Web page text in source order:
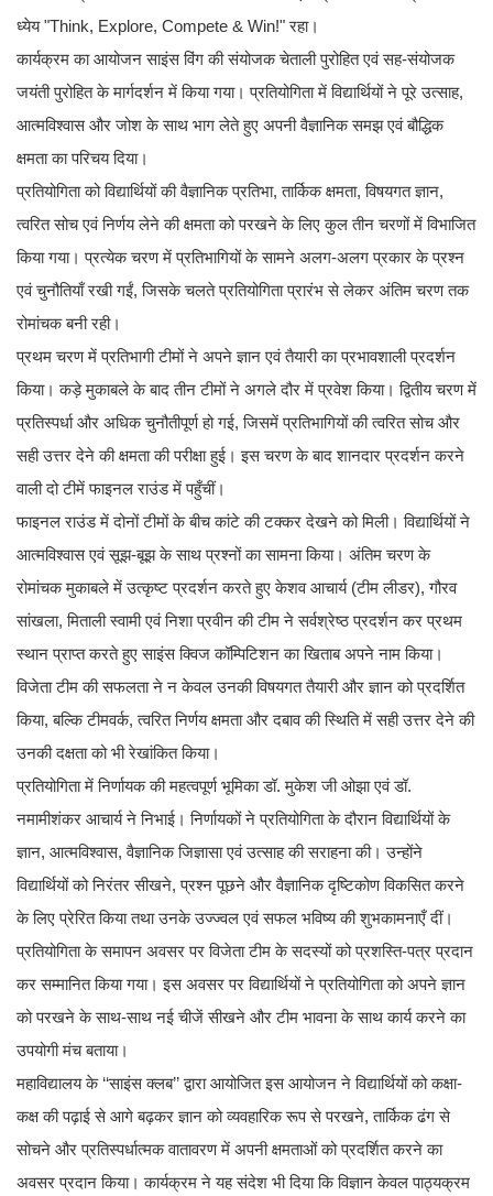
ध्येय "Think, Explore, Compete & Win!" रहा।
कार्यक्रम का आयोजन साइंस विंग की संयोजक चेताली पुरोहित एवं सह-संयोजक
जयंती पुरोहित के मार्गदर्शन में किया गया। प्रतियोगिता में विद्यार्थियों ने पूरे उत्साह,
आत्मविश्वास और जोश के साथ भाग लेते हुए अपनी वैज्ञानिक समझ एवं बौद्धिक
क्षमता का परिचय दिया।
प्रतियोगिता को विद्यार्थियों की वैज्ञानिक प्रतिभा, तार्किक क्षमता, विषयगत ज्ञान,
त्वरित सोच एवं निर्णय लेने की क्षमता को परखने के लिए कुल तीन चरणों में विभाजित
किया गया। प्रत्येक चरण में प्रतिभागियों के सामने अलग-अलग प्रकार के प्रश्न
एवं चुनौतियाँ रखी गईं, जिसके चलते प्रतियोगिता प्रारंभ से लेकर अंतिम चरण तक
रोमांचक बनी रही।
प्रथम चरण में प्रतिभागी टीमों ने अपने ज्ञान एवं तैयारी का प्रभावशाली प्रदर्शन
किया। कड़े मुकाबले के बाद तीन टीमों ने अगले दौर में प्रवेश किया। द्वितीय चरण में
प्रतिस्पर्धा और अधिक चुनौतीपूर्ण हो गई, जिसमें प्रतिभागियों की त्वरित सोच और
सही उत्तर देने की क्षमता की परीक्षा हुई। इस चरण के बाद शानदार प्रदर्शन करने
वाली दो टीमें फाइनल राउंड में पहुँचीं।
फाइनल राउंड में दोनों टीमों के बीच कांटे की टक्कर देखने को मिली। विद्यार्थियों ने
आत्मविश्वास एवं सूझ-बूझ के साथ प्रश्नों का सामना किया। अंतिम चरण के
रोमांचक मुकाबले में उत्कृष्ट प्रदर्शन करते हुए केशव आचार्य (टीम लीडर), गौरव
सांखला, मिताली स्वामी एवं निशा प्रवीन की टीम ने सर्वश्रेष्ठ प्रदर्शन कर प्रथम
स्थान प्राप्त करते हुए साइंस क्विज कॉम्पिटिशन का खिताब अपने नाम किया।
विजेता टीम की सफलता ने न केवल उनकी विषयगत तैयारी और ज्ञान को प्रदर्शित
किया, बल्कि टीमवर्क, त्वरित निर्णय क्षमता और दबाव की स्थिति में सही उत्तर देने की
उनकी दक्षता को भी रेखांकित किया।
प्रतियोगिता में निर्णायक की महत्वपूर्ण भूमिका डॉ. मुकेश जी ओझा एवं डॉ.
नमामीशंकर आचार्य ने निभाई। निर्णायकों ने प्रतियोगिता के दौरान विद्यार्थियों के
ज्ञान, आत्मविश्वास, वैज्ञानिक जिज्ञासा एवं उत्साह की सराहना की। उन्होंने
विद्यार्थियों को निरंतर सीखने, प्रश्न पूछने और वैज्ञानिक दृष्टिकोण विकसित करने
के लिए प्रेरित किया तथा उनके उज्ज्वल एवं सफल भविष्य की शुभकामनाएँ दीं।
प्रतियोगिता के समापन अवसर पर विजेता टीम के सदस्यों को प्रशस्ति-पत्र प्रदान
कर सम्मानित किया गया। इस अवसर पर विद्यार्थियों ने प्रतियोगिता को अपने ज्ञान
को परखने के साथ-साथ नई चीजें सीखने और टीम भावना के साथ कार्य करने का
उपयोगी मंच बताया।
महाविद्यालय के ‘‘साइंस क्लब’’ द्वारा आयोजित इस आयोजन ने विद्यार्थियों को कक्षा-
कक्ष की पढ़ाई से आगे बढ़कर ज्ञान को व्यवहारिक रूप से परखने, तार्किक ढंग से
सोचने और प्रतिस्पर्धात्मक वातावरण में अपनी क्षमताओं को प्रदर्शित करने का
अवसर प्रदान किया। कार्यक्रम ने यह संदेश भी दिया कि विज्ञान केवल पाठ्यक्रम